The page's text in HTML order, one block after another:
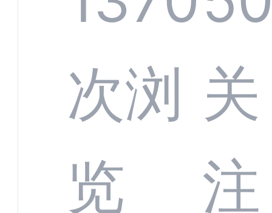
定义行
业标
CRM
何助力
次浏
览
关
注